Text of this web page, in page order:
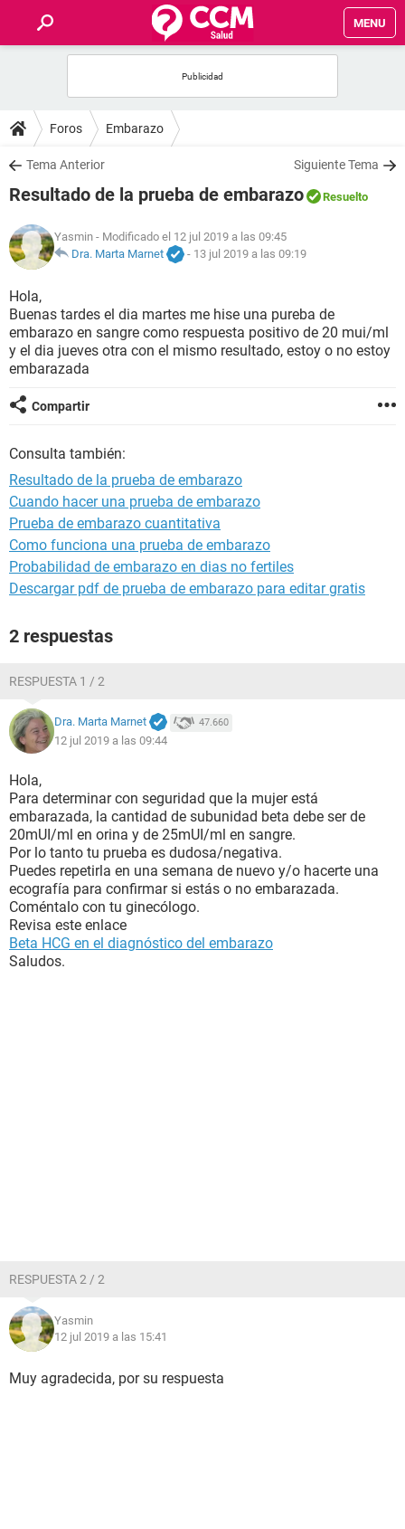
MENU
FOROS
SALUD
NUTRICIÓN
BIENESTAR
SEXUALIDAD
GLOSARIO
Foros Embarazo
Tema Anterior Siguiente Tema
Resultado de la prueba de embarazo Resuelto
Yasmin - Modificado el 12 jul 2019 a las 09:45
Dra. Marta Marnet
- 13 jul 2019 a las 09:19
Hola,
Buenas tardes el dia martes me hise una pureba de
embarazo en sangre como respuesta positivo de 20 mui/ml
y el dia jueves otra con el mismo resultado, estoy o no estoy
embarazada
Compartir
Consulta también:
Resultado de la prueba de embarazo
Cuando hacer una prueba de embarazo
Prueba de embarazo cuantitativa
Como funciona una prueba de embarazo
Probabilidad de embarazo en dias no fertiles
Descargar pdf de prueba de embarazo para editar gratis
2 respuestas
RESPUESTA 1 / 2
Dra. Marta Marnet 47.660
12 jul 2019 a las 09:44
Hola,
Para determinar con seguridad que la mujer está
embarazada, la cantidad de subunidad beta debe ser de
20mUI/ml en orina y de 25mUI/ml en sangre.
Por lo tanto tu prueba es dudosa/negativa.
Puedes repetirla en una semana de nuevo y/o hacerte una
ecografía para confirmar si estás o no embarazada.
Coméntalo con tu ginecólogo.
Revisa este enlace
Beta HCG en el diagnóstico del embarazo
Saludos.
RESPUESTA 2 / 2
Yasmin
12 jul 2019 a las 15:41
Muy agradecida, por su respuesta